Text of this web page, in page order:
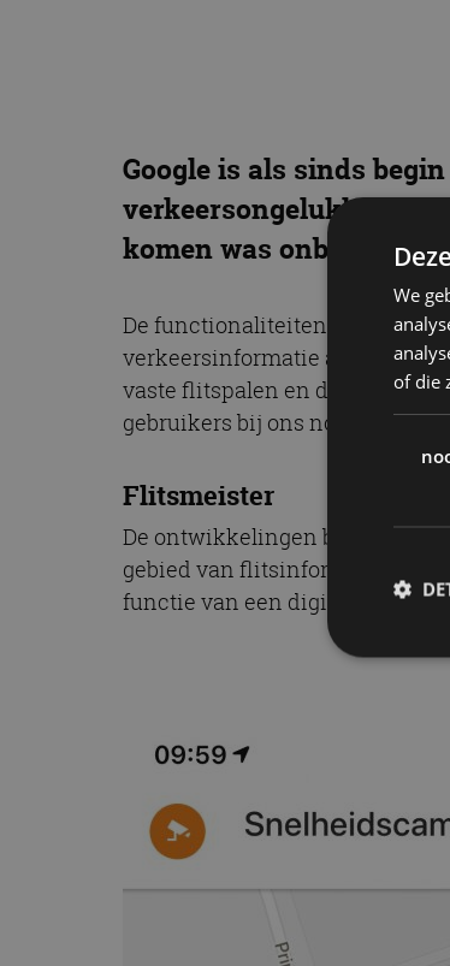
Google is als sinds
verkeersongelukken en
komen was onbekend,
De functionaliteiten komen van
verkeersinformatie als
vaste flitspalen en de
gebruikers bij ons nog niet
Flitsmeister
De ontwikkelingen bij Google
gebied van flitsinformatie.
functie van een digitale
We
of die
Strikt